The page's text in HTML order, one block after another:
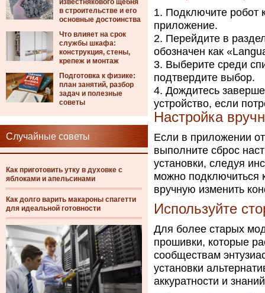
известнякового щебня
в строительстве и его
основные достоинства
Что влияет на срок
службы шкафа:
конструкция, стены,
крепеж и монтаж
Подготовка к физике:
план занятий, разбор
задач и полезные
советы
Случайные советы
Как приготовить утку в духовке с
яблоками и апельсинами
Как долго варить макароны спагетти
для идеальной готовности
Подключите робот
приложение.
Перейдите в
обозначен как
Выберите среди
подтвердите выбор.
Дождитесь
устройство, если
Настройка
Если в приложении
выполните сброс
установки, следуя
можно подключиться
вручную изменить
Используйте
Для более старых
прошивки, которые
сообществам
установки
аккуратности и